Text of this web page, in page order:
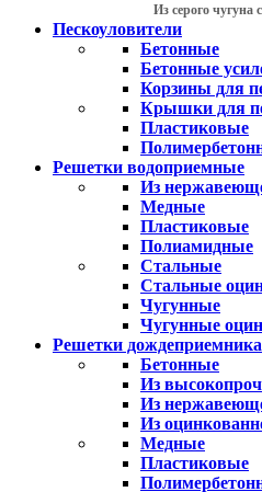
Из серого чугуна
Пескоуловители
Бетонные
Бетонные
Корзины для
Крышки для
Пластиковые
Решетки водоприемные
Из
Медные
Пластиковые
Полиамидные
Стальные
Стальные
Чугунные
Чугунные
Решетки дождеприемника
Бетонные
Из
Из
Из
Медные
Пластиковые